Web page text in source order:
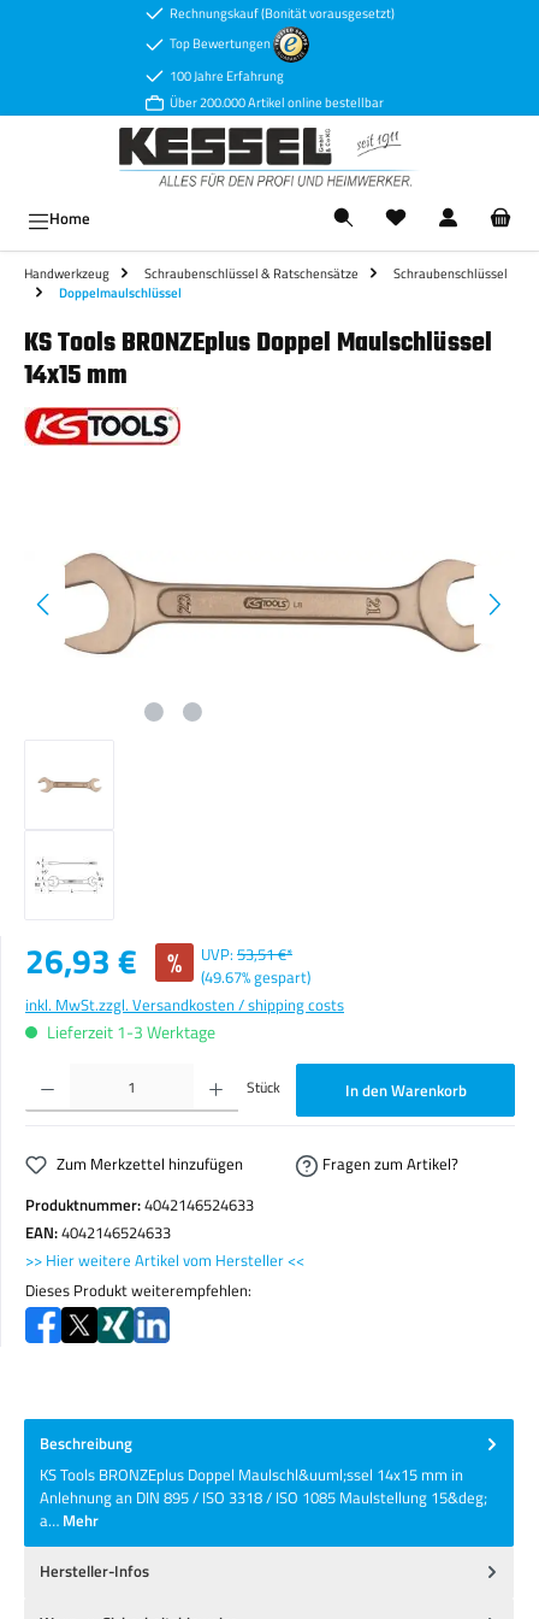
Zum Hauptinhalt springenRechnungskauf (Bonität vorausgesetzt)
Top Bewertungen
100 Jahre Erfahrung
Über 200.000 Artikel online bestellbar
Home
Handwerkzeug Schraubenschlüssel & Ratschensätze
Schraubenschlüssel
Doppelmaulschlüssel
KS Tools BRONZEplus Doppel Maulschlüssel
14x15 mm
Verkaufspreis:
26,93 € % UVP: 53,51 €*
(49.67% gespart)
inkl. MwSt.zzgl. Versandkosten / shipping costs
Lieferzeit 1-3 Werktage
Produkt Anzahl: Gib den gewünschten Wert ein oder benutze die Schaltflächen um die Anzahl zu
Stück In den Warenkorb
Zum Merkzettel hinzufügen
Fragen zum Artikel?
Produktnummer:4042146524633
EAN:4042146524633
>> Hier weitere Artikel vom Hersteller <<
Dieses Produkt weiterempfehlen:
Beschreibung
KS Tools BRONZEplus Doppel Maulschl&uuml;ssel 14x15 mm in
Anlehnung an DIN 895 / ISO 3318 / ISO 1085 Maulstellung 15&deg;
a… Mehr
Hersteller-Infos